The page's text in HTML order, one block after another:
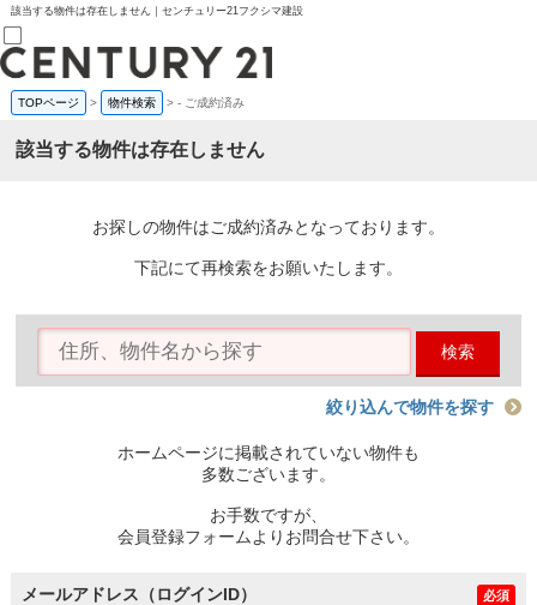
該当する物件は存在しません｜センチュリー21フクシマ建設
売買部
0120-800-844
賃貸部
会員メニュー
物件を探す
購入TOP
条件から探す
住宅ローン控除シミュレータ
TOPページ > 物件検索 >- ご成約済み
該当する物件は存在しません
お探しの物件はご成約済みとなっております。
下記にて再検索をお願いたします。
検索
絞り込んで物件を探す
ホームページに掲載されていない物件も
多数ございます。
お手数ですが、
会員登録フォームよりお問合せ下さい。
メールアドレス（ログインID） 必須